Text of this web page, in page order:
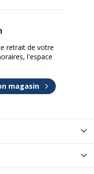
retrait de votre
l'espace
magasin